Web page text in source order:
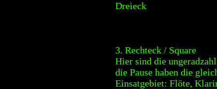
Dreieck
3. Rechteck / Square
Hier sind die
die Pause haben die
Einsatgebiet: Flöte,